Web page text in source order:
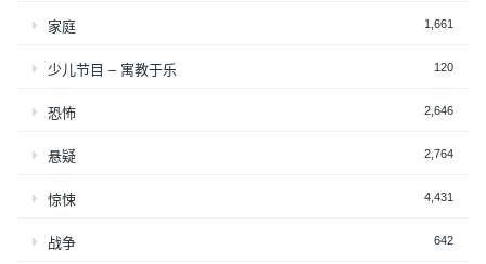
家庭 1,661
少儿节目 – 寓教于乐 120
恐怖 2,646
悬疑 2,764
惊悚 4,431
战争 642